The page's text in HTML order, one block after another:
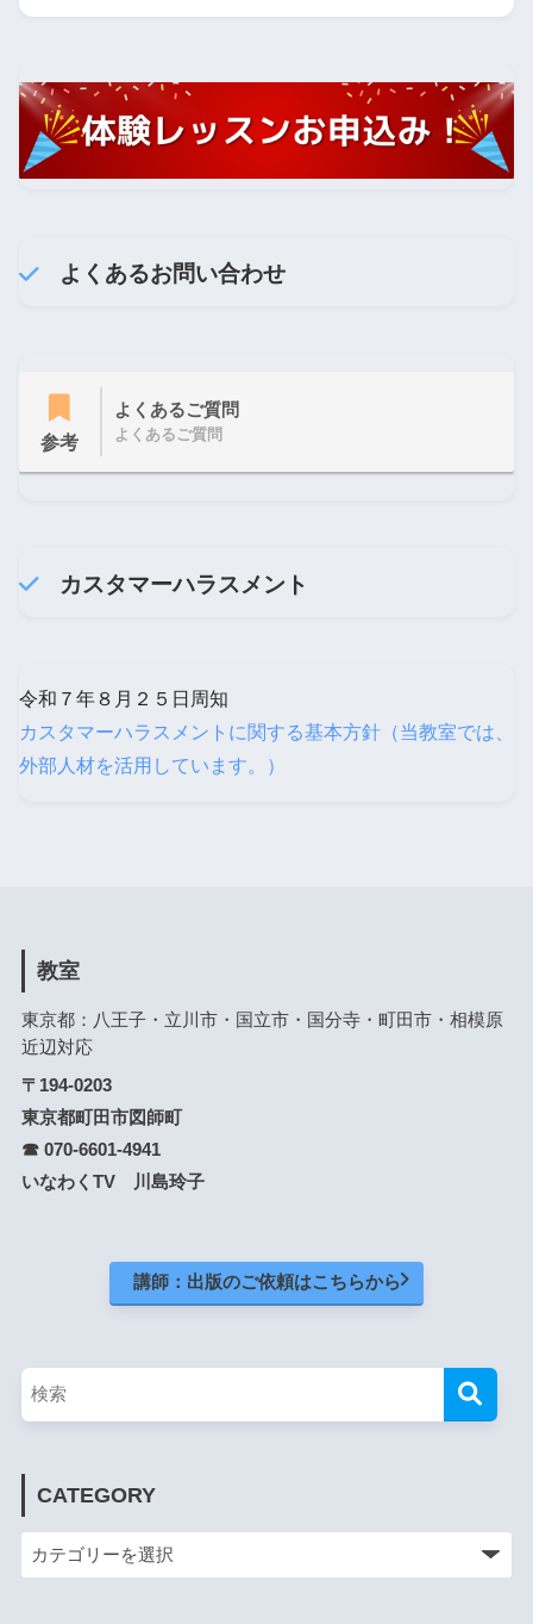
よくあるお問い合わせ
参考
よくあるご質問
よくあるご質問
カスタマーハラスメント
令和７年８月２５日周知
カスタマーハラスメントに関する基本方針（当教室では、
外部人材を活用しています。）
教室
東京都：八王子・立川市・国立市・国分寺・町田市・相模原
近辺対応
〒194-0203
東京都町田市図師町
☎ 070-6601-4941
いなわくTV 川島玲子
講師：出版のご依頼はこちらから
CATEGORY